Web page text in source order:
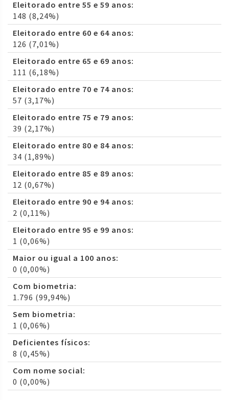
Eleitorado entre 55 e 59 anos:
148 (8,24%)
Eleitorado entre 60 e 64 anos:
126 (7,01%)
Eleitorado entre 65 e 69 anos:
111 (6,18%)
Eleitorado entre 70 e 74 anos:
57 (3,17%)
Eleitorado entre 75 e 79 anos:
39 (2,17%)
Eleitorado entre 80 e 84 anos:
34 (1,89%)
Eleitorado entre 85 e 89 anos:
12 (0,67%)
Eleitorado entre 90 e 94 anos:
2 (0,11%)
Eleitorado entre 95 e 99 anos:
1 (0,06%)
Maior ou igual a 100 anos:
0 (0,00%)
Com biometria:
1.796 (99,94%)
Sem biometria:
1 (0,06%)
Deficientes físicos:
8 (0,45%)
Com nome social:
0 (0,00%)